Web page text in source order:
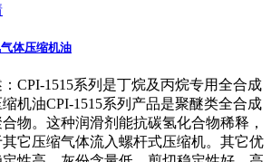
体压缩机油
CPI-1515系列是丁烷及丙烷专用全合成
机油CPI-1515系列产品是聚醚类全合成
物。这种润滑剂能抗碳氢化合物稀释，
它压缩气体流入螺杆式压缩机。其它优